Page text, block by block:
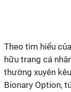
Theo tìm hiểu
hữu trang cá
thường xuyên
Bionary Option,